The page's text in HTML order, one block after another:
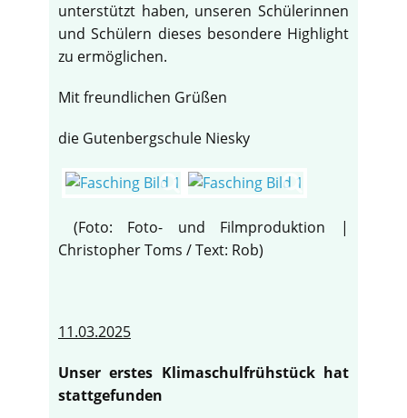
unterstützt haben, unseren Schülerinnen
und Schülern dieses besondere Highlight
zu ermöglichen.
Mit freundlichen Grüßen
die Gutenbergschule Niesky
(Foto: Foto- und Filmproduktion |
Christopher Toms / Text: Rob)
11.03.2025
Unser erstes Klimaschulfrühstück hat
stattgefunden